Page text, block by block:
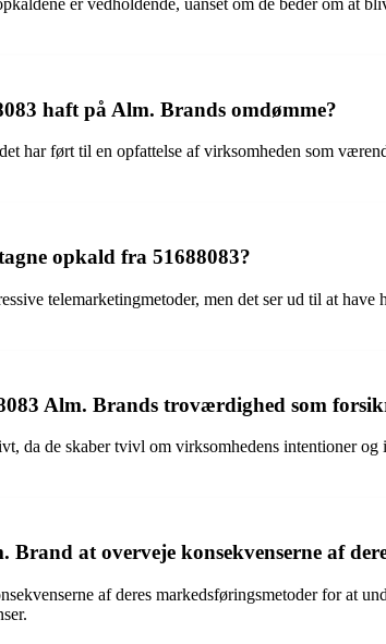
er vedholdende, uanset om de beder om at
haft på Alm. Brands omdømme?
har ført til en opfattelse af virksomheden som
opkald fra 51688083?
telemarketingmetoder, men det ser ud til at
Alm. Brands troværdighed som
da de skaber tvivl om virksomhedens intentioner
at overveje konsekvenserne af
af deres markedsføringsmetoder for at